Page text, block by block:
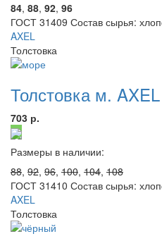
84, 88, 92, 96
ГОСТ 31409 Состав сырья:
AXEL
Толстовка
Толстовка м.
703 р.
Размеры в наличии:
88, 92, 96, 100, 104, 108
ГОСТ 31410 Состав сырья:
AXEL
Толстовка